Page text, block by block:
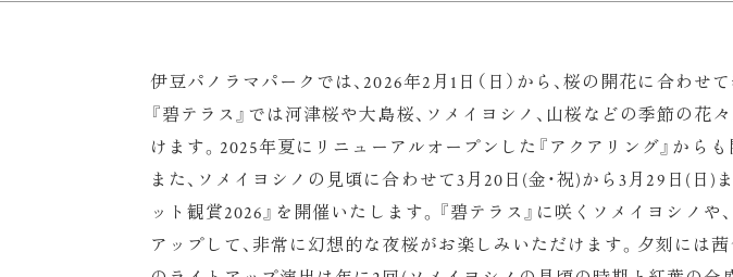
伊豆パノラマパークでは、2026年2月1日（日）から、桜の開花に合わ
『碧テラス』では河津桜や大島桜、ソメイヨシノ、山桜などの季節の
けます。2025年夏にリニューアルオープンした『アクアリング』から
また、ソメイヨシノの見頃に合わせて3月20日(金・祝)から3月29日(
ット観賞2026』を開催いたします。『碧テラス』に咲くソメイヨシノ
アップして、非常に幻想的な夜桜がお楽しみいただけます。夕刻には